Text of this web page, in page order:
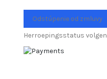
Odstúpenie od zmluvy
Herroepingsstatus volgen